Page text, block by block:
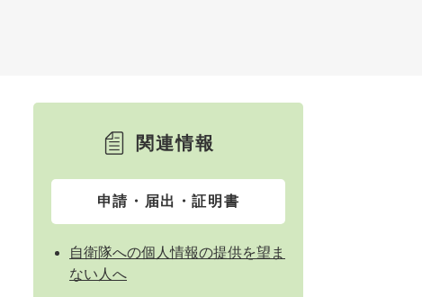
関連情報
申請・届出・証明書
自衛隊への個人情報の提供を望ま
ない人へ